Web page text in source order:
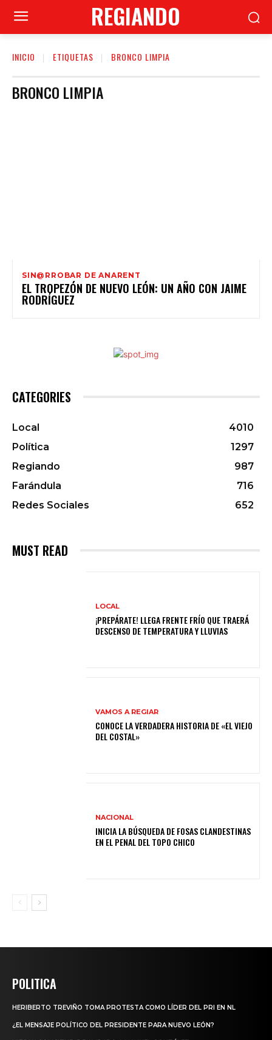
REGIANDO
INICIO ETIQUETAS BRONCO LIMPIA
BRONCO LIMPIA
SIN@RROBAR DE ANARENT
EL TROPEZÓN DE NUEVO LEÓN: UN AÑO CON JAIME
RODRÍGUEZ
CATEGORIES
Local
4010
Política
1297
Regiando
987
Farándula
716
Redes Sociales
652
MUST READ
LOCAL
¡PREPÁRATE! LLEGA FRENTE FRÍO QUE TRAERÁ
DESCENSO DE TEMPERATURA Y LLUVIAS
VAMOS A REGIAR
CONOCE LA VERDADERA HISTORIA DE «EL VIEJO
DEL COSTAL»
NACIONAL
INICIA LA BÚSQUEDA DE FOSAS CLANDESTINAS
EN EL PENAL DEL TOPO CHICO
POLITICA
HERIBERTO TREVIÑO TOMA PROTESTA COMO LÍDER DEL PRI EN NL
¿EL MENSAJE POLÍTICO DEL PRESIDENTE PARA NUEVO LEÓN?